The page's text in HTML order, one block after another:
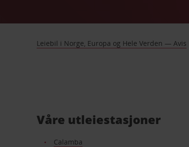
Leiebil i Norge, Europa og Hele Verden — Avis
Våre utleiestasjoner
Calamba